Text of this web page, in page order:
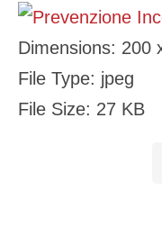
Dimensions: 200
File Type: jpeg
File Size: 27 KB